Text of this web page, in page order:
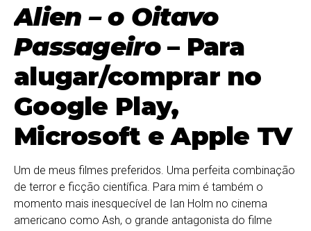
Alien – o Oitavo
Passageiro– Para
alugar/comprar no
Google Play,
Microsoft e Apple TV
Um de meus filmes preferidos. Uma perfeita combinação
de terror e ficção científica. Para mim é também o
momento mais inesquecível de Ian Holm no cinema
americano como Ash, o grande antagonista do filme